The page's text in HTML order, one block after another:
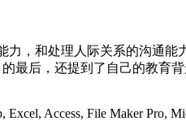
，和处理人际关系的沟通
最后，还提到了自己的教育背
Excel, Access, File Maker Pro,